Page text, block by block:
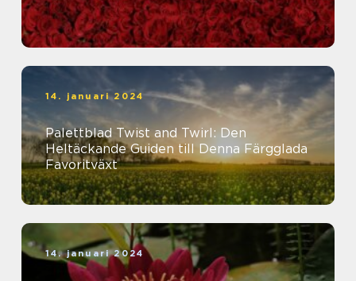
14. januari 2024
Palettblad Twist and Twirl: Den
Heltäckande Guiden till Denna Färgglada
Favoritväxt
14. januari 2024